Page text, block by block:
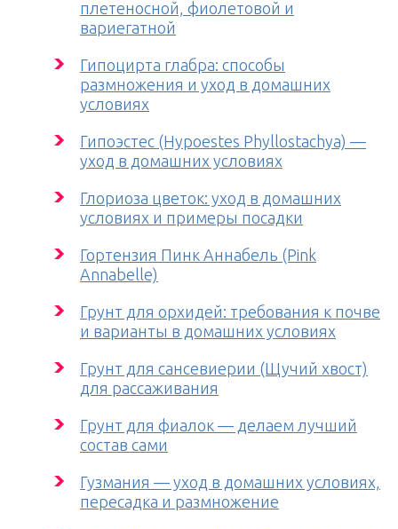
плетеносной, фиолетовой и
вариегатной
Гипоцирта глабра: способы
размножения и уход в домашних
условиях
Гипоэстес (Hypoestes Phyllostachya) —
уход в домашних условиях
Глориоза цветок: уход в домашних
условиях и примеры посадки
Гортензия Пинк Аннабель (Pink
Annabelle)
Грунт для орхидей: требования к почве
и варианты в домашних условиях
Грунт для сансевиерии (Щучий хвост)
для рассаживания
Грунт для фиалок — делаем лучший
состав сами
Гузмания — уход в домашних условиях,
пересадка и размножение